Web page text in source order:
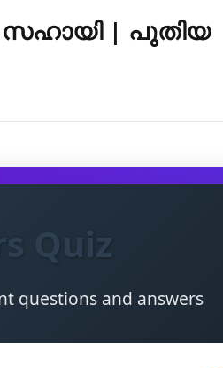
സഹായി | പുതിയ
Quiz
questions and answers